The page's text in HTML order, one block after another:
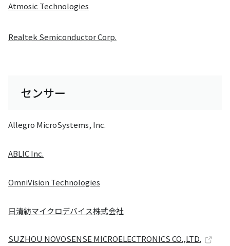
Atmosic Technologies
Realtek Semiconductor Corp.
センサー
Allegro MicroSystems, Inc.
ABLIC Inc.
OmniVision Technologies
日清紡マイクロデバイス株式会社
SUZHOU NOVOSENSE MICROELECTRONICS CO.,LTD.